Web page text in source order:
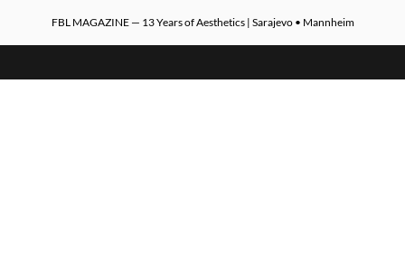
FBL MAGAZINE — 13 Years of Aesthetics | Sarajevo • Mannheim